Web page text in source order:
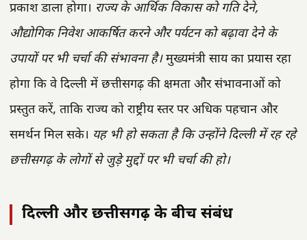
प्रकाश डाला होगा। राज्य के आर्थिक विकास को गति देने,
औद्योगिक निवेश आकर्षित करने और पर्यटन को बढ़ावा देने के
उपायों पर भी चर्चा की संभावना है।मुख्यमंत्री साय का प्रयास रहा
होगा कि वे दिल्ली में छत्तीसगढ़ की क्षमता और संभावनाओं को
प्रस्तुत करें, ताकि राज्य को राष्ट्रीय स्तर पर अधिक पहचान और
समर्थन मिल सके। यह भी हो सकता है कि उन्होंने दिल्ली में रह रहे
छत्तीसगढ़ के लोगों से जुड़े मुद्दों पर भी चर्चा की हो।
दिल्ली और छत्तीसगढ़ के बीच संबंध